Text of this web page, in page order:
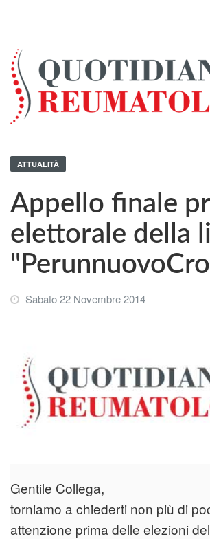
ATTUALITÀ
Appello finale
elettorale della
Sabato 22 Novembre 2014
Gentile Collega,
torniamo a chiederti non più di
attenzione prima delle elezioni